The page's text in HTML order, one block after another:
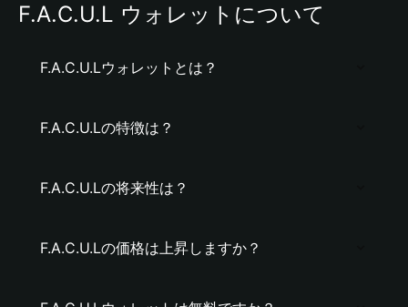
F.A.C.U.L ウォレットについて
F.A.C.U.Lウォレットとは？
F.A.C.U.Lの特徴は？
F.A.C.U.Lの将来性は？
F.A.C.U.Lの価格は上昇しますか？